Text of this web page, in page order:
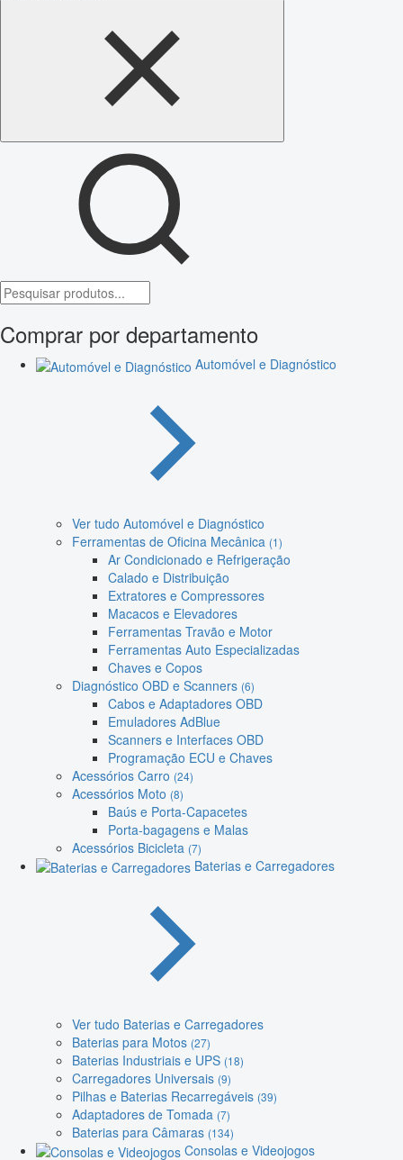
Comprar por departamento
Automóvel e Diagnóstico
Ver tudo Automóvel e Diagnóstico
Ferramentas de Oficina Mecânica (1)
Ar Condicionado e Refrigeração
Calado e Distribuição
Extratores e Compressores
Macacos e Elevadores
Ferramentas Travão e Motor
Ferramentas Auto Especializadas
Chaves e Copos
Diagnóstico OBD e Scanners (6)
Cabos e Adaptadores OBD
Emuladores AdBlue
Scanners e Interfaces OBD
Programação ECU e Chaves
Acessórios Carro (24)
Acessórios Moto (8)
Baús e Porta-Capacetes
Porta-bagagens e Malas
Acessórios Bicicleta (7)
Baterias e Carregadores
Ver tudo Baterias e Carregadores
Baterias para Motos (27)
Baterias Industriais e UPS (18)
Carregadores Universais (9)
Pilhas e Baterias Recarregáveis (39)
Adaptadores de Tomada (7)
Baterias para Câmaras (134)
Consolas e Videojogos